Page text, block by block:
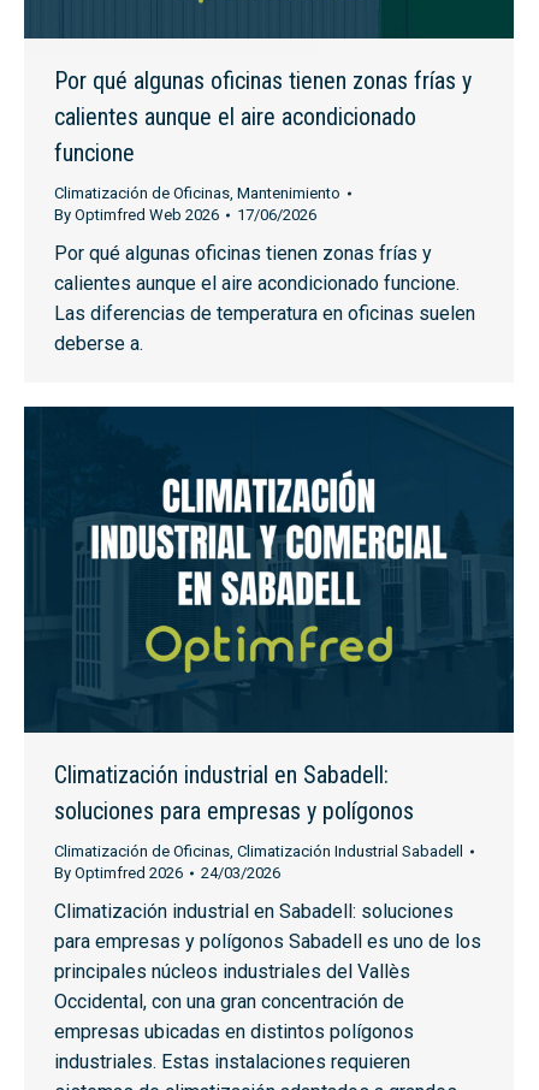
Por qué algunas oficinas tienen zonas frías y
calientes aunque el aire acondicionado
funcione
Climatización de Oficinas, Mantenimiento
By Optimfred Web 2026 17/06/2026
Por qué algunas oficinas tienen zonas frías y
calientes aunque el aire acondicionado funcione.
Las diferencias de temperatura en oficinas suelen
deberse a.
Climatización industrial en Sabadell:
soluciones para empresas y polígonos
Climatización de Oficinas, Climatización Industrial Sabadell
By Optimfred 2026 24/03/2026
Climatización industrial en Sabadell: soluciones
para empresas y polígonos Sabadell es uno de los
principales núcleos industriales del Vallès
Occidental, con una gran concentración de
empresas ubicadas en distintos polígonos
industriales. Estas instalaciones requieren